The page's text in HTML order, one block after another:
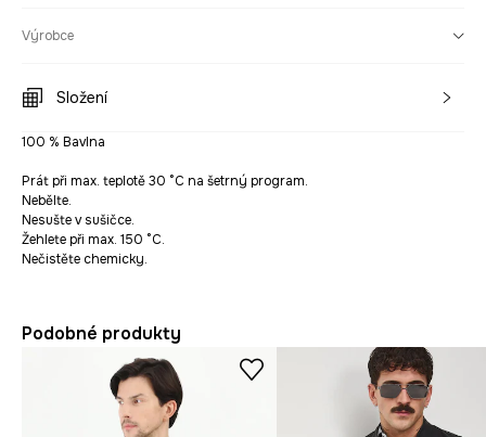
Výrobce
Složení
100 % Bavlna
Prát při max. teplotě 30 °C na šetrný program.
Nebělte.
Nesušte v sušičce.
Žehlete při max. 150 °C.
Nečistěte chemicky.
Podobné produkty